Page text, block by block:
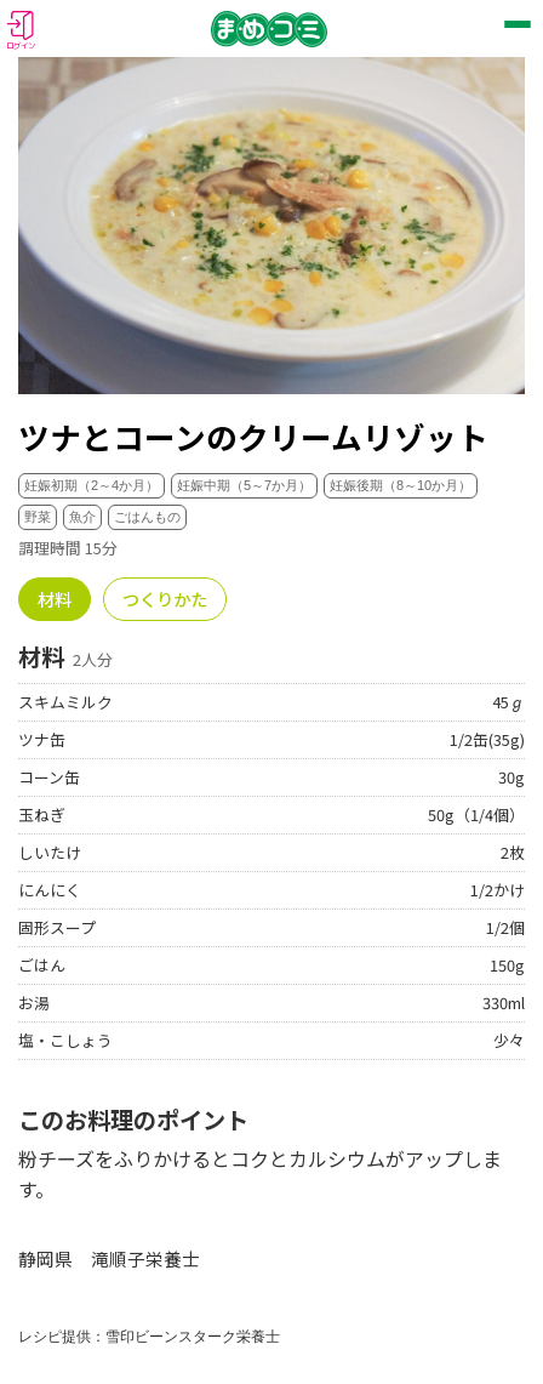
ログイン
ツナとコーンのクリームリゾット
妊娠初期（2～4か月） 妊娠中期（5～7か月） 妊娠後期（8～10か月）
野菜 魚介 ごはんもの
調理時間 15分
材料 つくりかた
材料 2人分
スキムミルク
45ℊ
ツナ缶
1/2缶(35g)
コーン缶
30g
玉ねぎ
50g（1/4個）
しいたけ
2枚
にんにく
1/2かけ
固形スープ
1/2個
ごはん
150g
お湯
330ml
塩・こしょう
少々
このお料理のポイント
粉チーズをふりかけるとコクとカルシウムがアップしま
す。
静岡県 滝順子栄養士
レシピ提供：雪印ビーンスターク栄養士